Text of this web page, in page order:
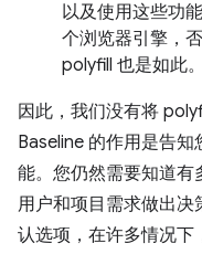
以及使用这些功
个浏览器引擎，
polyfill 也是如此。
因此，我们没有将
Baseline 的作用是告
能。您仍然需要知道有
用户和项目需求做出决
认选项，在许多情况下